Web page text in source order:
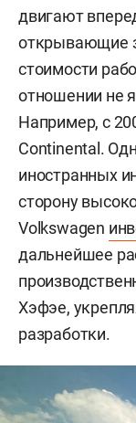
двигают
открывающие
стоимости
отношении не
Например, с
Continental.
иностранных
сторону
Volkswagen
дальнейшее
Хэфэе,
разработки.